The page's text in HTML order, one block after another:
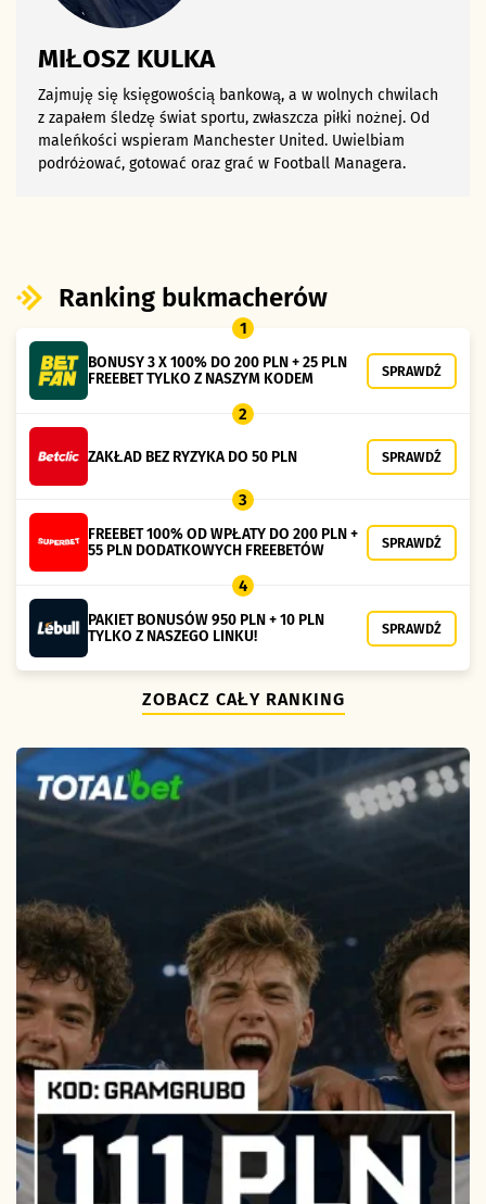
MIŁOSZ KULKA
Zajmuję się księgowością bankową, a w wolnych chwilach
z zapałem śledzę świat sportu, zwłaszcza piłki nożnej. Od
maleńkości wspieram Manchester United. Uwielbiam
podróżować, gotować oraz grać w Football Managera.
Ranking bukmacherów
1
BONUSY 3 X 100% DO 200 PLN + 25 PLN
FREEBET TYLKO Z NASZYM KODEM
SPRAWDŹ
2
ZAKŁAD BEZ RYZYKA DO 50 PLN SPRAWDŹ
3
FREEBET 100% OD WPŁATY DO 200 PLN +
55 PLN DODATKOWYCH FREEBETÓW
SPRAWDŹ
4
PAKIET BONUSÓW 950 PLN + 10 PLN
TYLKO Z NASZEGO LINKU!
SPRAWDŹ
ZOBACZ CAŁY RANKING